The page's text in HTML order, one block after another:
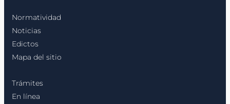
Normatividad
Noticias
Edictos
Mapa del sitio
Trámites
En línea